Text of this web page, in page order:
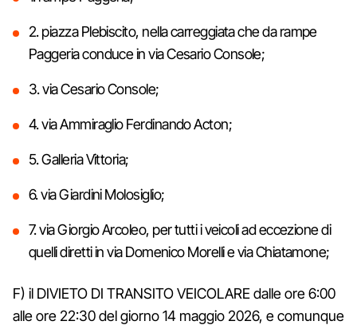
2. piazza Plebiscito, nella carreggiata che da rampe
Paggeria conduce in via Cesario Console;
3. via Cesario Console;
4. via Ammiraglio Ferdinando Acton;
5. Galleria Vittoria;
6. via Giardini Molosiglio;
7. via Giorgio Arcoleo, per tutti i veicoli ad eccezione di
quelli diretti in via Domenico Morelli e via Chiatamone;
F) il DIVIETO DI TRANSITO VEICOLARE dalle ore 6:00
alle ore 22:30 del giorno 14 maggio 2026, e comunque